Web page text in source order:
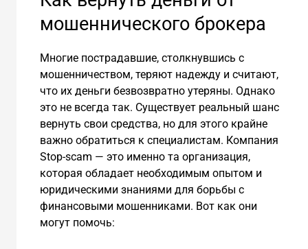
мошеннического брокера
Многие пострадавшие, столкнувшись с
мошенничеством, теряют надежду и считают,
что их деньги безвозвратно утеряны. Однако
это не всегда так. Существует реальный шанс
вернуть свои средства, но для этого крайне
важно обратиться к специалистам. Компания
Stop-scam — это именно та организация,
которая обладает необходимым опытом и
юридическими знаниями для борьбы с
финансовыми мошенниками. Вот как они
могут помочь: